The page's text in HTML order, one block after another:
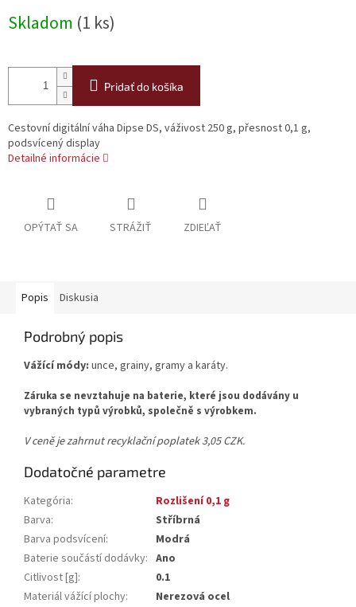
cena:
Skladom (1 ks)
Pridať do košíka
Cestovní digitální váha Dipse DS, váživost 250 g, přesnost 0,1 g,
podsvícený display
Detailné informácie
OPÝTAŤ SA STRÁŽIŤ ZDIEĽAŤ
Popis Diskusia
Podrobný popis
Vážící módy: unce, grainy, gramy a karáty.
Záruka se nevztahuje na baterie, které jsou dodávány u
vybraných typů výrobků, společně s výrobkem.
V ceně je zahrnut recyklační poplatek 3,05 CZK.
Dodatočné parametre
Kategória:
Rozlišení 0,1 g
Barva:
Stříbrná
Barva podsvícení:
Modrá
Baterie součástí dodávky: Ano
Citlivost [g]:
0.1
Materiál vážící plochy:
Nerezová ocel